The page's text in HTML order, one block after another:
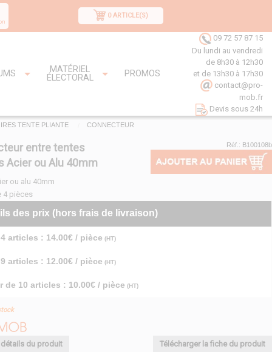
0 ARTICLE(S)
MATÉRIEL
ÉLECTORAL
PROMOS
09 72 57 87 15
Du lundi au vendredi
de 8h30 à 12h30
et de 13h30 à 17h30
contact@pro-
mob.fr
Devis sous 24h
TENTE PLIANTE CONNECTEUR
entre tentes
Acier ou Alu 40mm
ou alu 40mm
4 pièces
Réf.: B100108b
des prix (hors frais de livraison)
4 articles : 14.00€ / pièce (HT)
9 articles : 12.00€ / pièce (HT)
de 10 articles : 10.00€ / pièce (HT)
du produit Télécharger la fiche du produit